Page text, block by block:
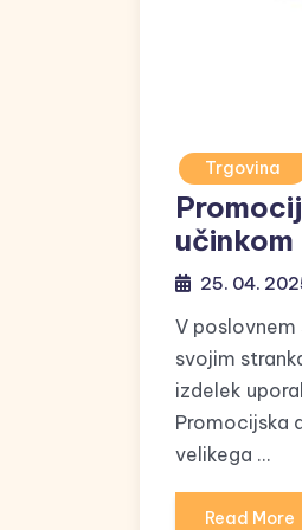
Trgovina
učinkom
25. 04.
V poslovnem
svojim
izdelek
Promocijska
velikega …
Read More